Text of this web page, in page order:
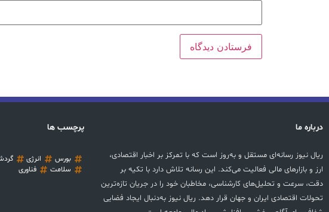
درباره ما
ریال نیوز رسانه‌ای مستقل و به‌روز است که با تمرکز بر اخبار اقتصادی،
ارز و بازارهای مالی فعالیت می‌کند. این رسانه تلاش دارد با تکیه بر
دقت، سرعت و تحلیل‌های کارشناسی، مخاطبان خود را در جریان تازه‌ترین
تحولات اقتصادی ایران و جهان قرار دهد. ریال نیوز به‌دنبال ایجاد فضایی
پرچسب ها
بورس انرژی
سلامت
فناوری